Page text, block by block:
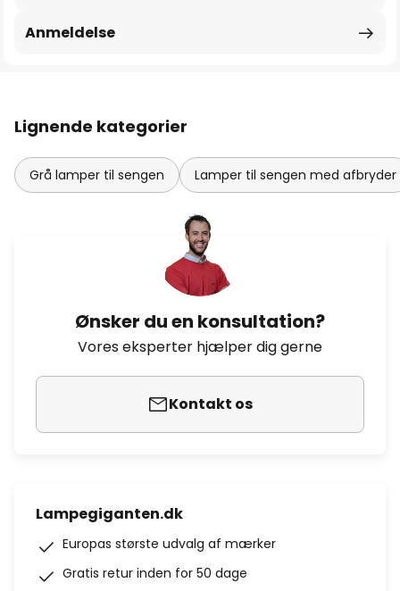
Anmeldelse
Lignende kategorier
Grå lamper til sengen Lamper til sengen med afbryder
Ønsker du en konsultation?
Vores eksperter hjælper dig gerne
Kontakt os
Lampegiganten.dk
Europas største udvalg af mærker
Gratis retur inden for 50 dage